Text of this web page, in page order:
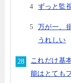
ずっと監
万が一、
うれしい
これだけ基
能はとても